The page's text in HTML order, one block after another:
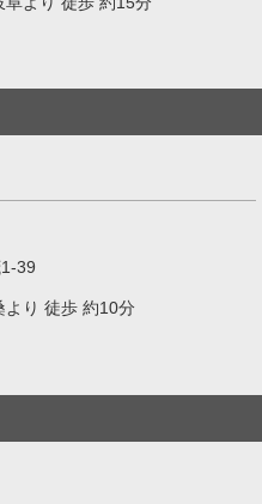
39
より 徒歩 約10分